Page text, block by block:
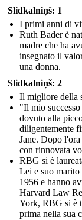
Slidkalniņš: 1
I primi anni di
Ruth Bader è
madre che ha
insegnato il
una donna.
Slidkalniņš: 2
Il migliore della
"Il mio
dovuto alla
diligentemente
Jane. Dopo
con rinnovata
RBG si è
Lei e suo
1956 e hanno
Harvard Law
York, RBG si è
prima nella sua